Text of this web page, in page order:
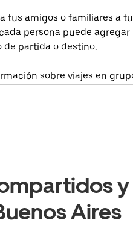
tus amigos o familiares a tu
persona puede agregar
de partida o destino.
sobre viajes en
Aires